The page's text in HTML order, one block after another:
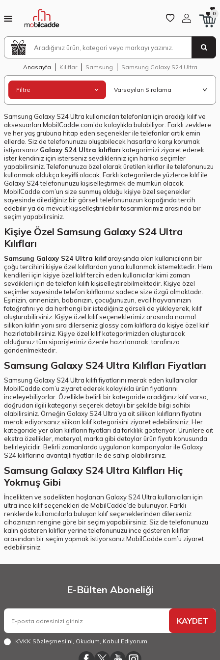
0
Anasayfa Kılıflar Samsung Samsung Galaxy S24 Ultra
Filtre
Samsung Galaxy S24 Ultra kullanıcıları telefonları için aradığı kılıf ve
aksesuarları MobilCadde.com’da kolaylıkla bulabiliyor. Farklı zevklere
ve her yaş grubuna hitap eden seçenekler ile telefonlar artık emin
ellerde. Siz de telefonunuzu oluşabilecek hasarlara karşı korumak
istiyorsanız Galaxy S24 Ultra kılıfları kategorimizi ziyaret ederek
ister kendiniz için isterseniz sevdikleriniz için harika seçimler
yapabilirsiniz. Telefonunuza özel olarak üretilen kılıflar ile telefonunuzu
kullanmak oldukça keyifli olacak. Farklı kategorilerde yüzlerce kılıf ile
Galaxy S24 telefonunuzu kişiselleştirmek de mümkün olacak.
MobilCadde.com’un size sunmuş olduğu kişiye özel seçenekler
sayesinde dilediğiniz bir görseli telefonunuzun kapağında tercih
edebilir ya da mevcut kişiselleştirilebilir tasarımlarımız arasında bir
seçim yapabilirsiniz.
Kişiye Özel Samsung Galaxy S24 Ultra
Kılıfları
Samsung Galaxy S24 Ultra kılıfarayışında olan kullanıcıların bir
çoğu tercihini kişiye özel kılıflardan yana kullanmak istemektedir. Hem
kendileri için kişiye özel kılıf tercih eden kullanıcılar kimi zaman
sevdikleri için de telefon kılıfı kişiselleştirebilmektedir. Kişiye özel
seçimler sayesinde telefon kılıflarınız sadece size özgü olmaktadır.
Eşinizin, annenizin, babanızın, çocuğunuzun, evcil hayvanınızın
fotoğrafını ya da herhangi bir istediğiniz görseli de yükleyerek, kılıf
oluşturabilirsiniz. Kişiye özel kılıf seçeneklerimiz arasında normal
silikon kılıfın yanı sıra dilerseniz glossy cam kılıflara da kişiye özel kılıf
hazırlatabilirsiniz. Kişiye özel kılıf kategorimizden oluşturacak
olduğunuz tüm siparişleriniz özenle hazırlanarak, tarafınıza
gönderilmektedir.
Samsung Galaxy S24 Ultra Kılıfları Fiyatları
Samsung Galaxy S24 Ultra kılıfı fiyatlarını merak eden kullanıcılar
MobilCadde.com’u ziyaret ederek kolaylıkla ürün fiyatlarını
inceleyebiliyorlar. Özellikle belirli bir kategoride aradığınız kılıf varsa,
doğrudan ilgili kategoriyi seçerek detaylı bir şekilde bilgi sahibi
olabilirsiniz. Örneğin Galaxy S24 Ultra’ya ait silikon kılıfların fiyatını
merak ediyorsanız silikon kılıf kategorisini ziyaret edebilirsiniz. Her
kategoride yer alan kılıfların fiyatları da farklılık gösteriyor. Ürünlere ait
ekstra özellikler, materyal, marka gibi detaylar ürün fiyatı konusunda
belirleyicidir. Belirli zamanlarda uygulanan kampanyalar ile Galaxy
S24 kılıflarına avantajlı fiyatlar ile de sahip olabilirsiniz.
Samsung Galaxy S24 Ultra Kılıfları Hiç
Yokmuş Gibi
İncelikten ve sadelikten hoşlanan Galaxy S24 Ultra kullanıcıları için
ultra ince kılıf seçenekleri de MobilCadde’de bulunuyor. Farklı
renklerde kullanıcılarla buluşan kılıf seçeneklerinden dilerseniz
cihazınızın rengine göre bir seçim yapabilirsiniz. Siz de telefonunuzu
kalın gösteren kılıflar yerine telefonunuzu ince gösteren kılıflar
arasından bir seçim yapmak istiyorsanız MobilCadde.com’u ziyaret
edebilirsiniz.
E-Bülten Aboneliği
KAYDET
KVKK Sözleşmesi'ni, Okudum, Kabul Ediyorum.